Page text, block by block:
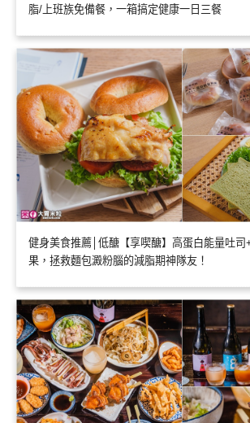
脂/上班族免備餐，一箱搞定健康一日三餐
健身美食推薦│低醣【享喫醣】高蛋白能量吐司
果，拯救麵包澱粉腦的減脂期神隊友！